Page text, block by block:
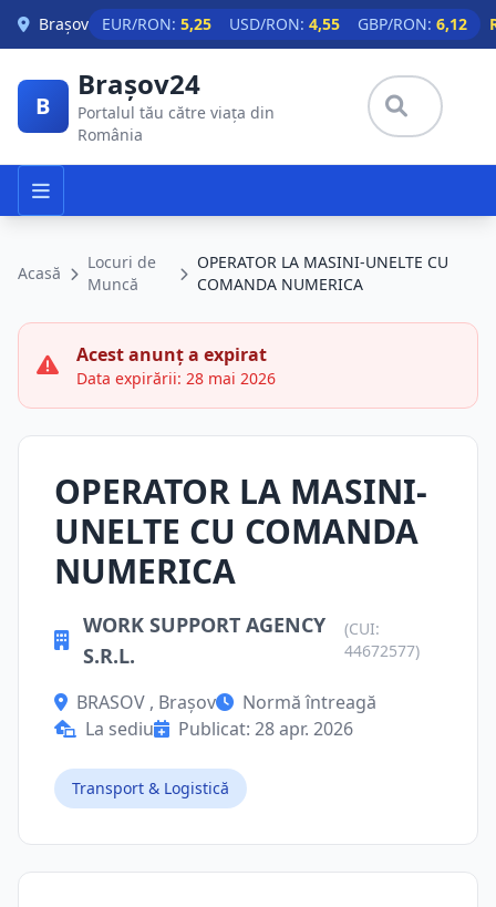
Skip to main content
Brașov EUR/RON: 5,25 USD/RON: 4,55 GBP/RON: 6,12
B
Brașov24
Portalul tău către viața din
România
Acasă
Locuri de
Muncă
OPERATOR LA MASINI-UNELTE CU
COMANDA NUMERICA
Acest anunț a expirat
Data expirării: 28 mai 2026
OPERATOR LA MASINI-
UNELTE CU COMANDA
NUMERICA
WORK SUPPORT AGENCY
S.R.L.
(CUI:
44672577)
BRASOV , Brașov
Normă întreagă
La sediu
Publicat: 28 apr. 2026
Transport & Logistică